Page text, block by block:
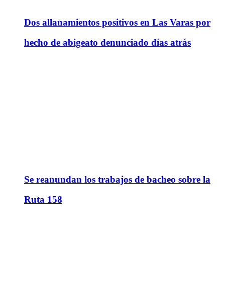
Dos allanamientos positivos en Las Varas por
hecho de abigeato denunciado días atrás
Se reanundan los trabajos de bacheo sobre la
Ruta 158